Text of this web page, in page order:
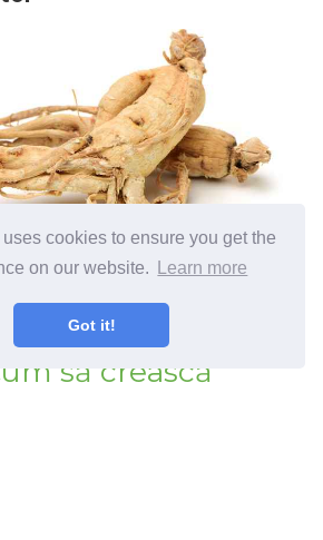
cookies to ensure you get the
on our website.
Learn more
Got it!simulate
să crească